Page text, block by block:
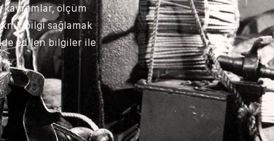
ölçüm
bilgi sağlamak
edilen bilgiler ile